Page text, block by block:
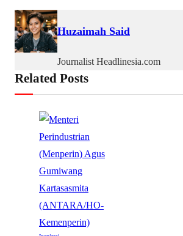
Huzaimah Said
Journalist Headlinesia.com
Related Posts